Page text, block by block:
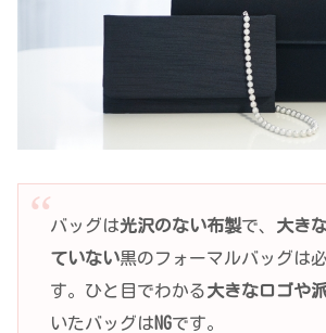
バッグは光沢のない布製で、 大き
ていない黒のフォーマルバッグは
す。ひと目でわかる大きなロゴや
いたバッグはNGです。